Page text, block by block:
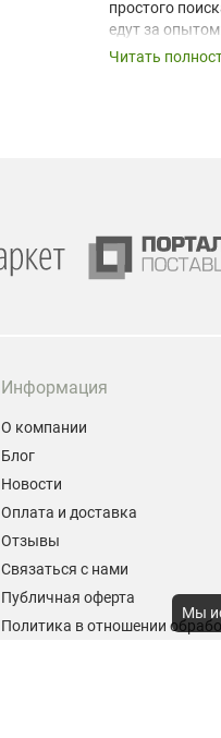
простого
едут за
ощущениями.
эффективных
проектора.
Читать
Информация
О компании
Блог
Новости
Оплата и доставка
Отзывы
Связаться с нами
Публичная оферта
Политика в отношении
Мы